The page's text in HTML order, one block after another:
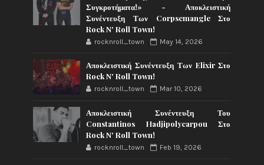
Συγκροτήματα!» - Αποκλειστική
Συνέντευξη Των Corpsemangle Στο
Rock N' Roll Town!
rocknroll_town May 14, 2026
Αποκλειστική Συνέντευξη Των Elixir Στο
Rock N' Roll Town!
rocknroll_town Mar 10, 2026
Αποκλειστική Συνέντευξη Του
Constantinos Hadjipolycarpou Στο
Rock N' Roll Town!
rocknroll_town Feb 19, 2026